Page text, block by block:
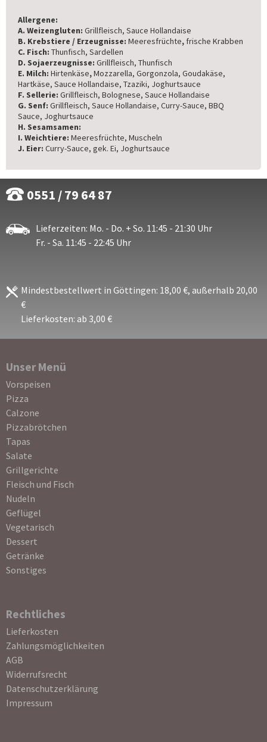
Allergene:
A. Weizengluten: Grillfleisch, Sauce Hollandaise
B. Krebstiere / Erzeugnisse: Meeresfrüchte, frische Krabben
C. Fisch: Thunfisch, Sardellen
D. Sojaerzeugnisse: Grillfleisch, Thunfisch
E. Milch: Hirtenkäse,Mozzarella, Gorgonzola, Goudakäse,
Hartkäse, Sauce Hollandaise, Tzaziki, Joghurtsauce
F. Sellerie: Grillfleisch, Bolognese, Sauce Hollandaise
G. Senf: Grillfleisch, Sauce Hollandaise, Curry-Sauce, BBQ
Sauce, Joghurtsauce
H. Sesamsamen:
I. Weichtiere: Meeresfrüchte, Muscheln
J. Eier: Curry-Sauce, gek. Ei, Joghurtsauce
0551 / 79 64 87
Lieferzeiten: Mo. - Do. + So. 11:45 - 21:30 Uhr
Fr. - Sa. 11:45 - 22:45 Uhr
Mindestbestellwert in Göttingen: 18,00 €, außerhalb 20,00
€
Lieferkosten: ab 3,00 €
Unser Menü
Navigation
überspringen
Vorspeisen
Pizza
Calzone
Pizzabrötchen
Tapas
Salate
Grillgerichte
Fleisch und Fisch
Nudeln
Geflügel
Vegetarisch
Dessert
Getränke
Sonstiges
Rechtliches
Navigation
überspringen
Lieferkosten
Zahlungsmöglichkeiten
AGB
Widerrufsrecht
Datenschutzerklärung
Impressum